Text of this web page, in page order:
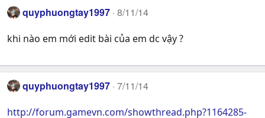
quyphuongtay1997 8/11/14
khi nào em mới edit bài của em dc vậy ?
quyphuongtay1997 7/11/14
http://forum.gamevn.com/showthread.php?1164285-